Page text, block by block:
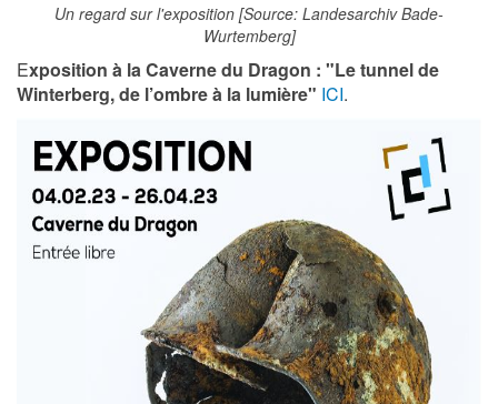
Un regard sur l'exposition [Source: Landesarchiv Bade-
Wurtemberg]
Exposition à la Caverne du Dragon : "Le tunnel de
Winterberg, de l’ombre à la lumière" ICI.